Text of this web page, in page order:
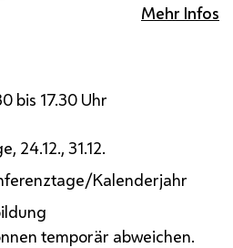
Mehr Infos
bis 17.30 Uhr
24.12., 31.12.
Kalenderjahr
temporär abweichen.